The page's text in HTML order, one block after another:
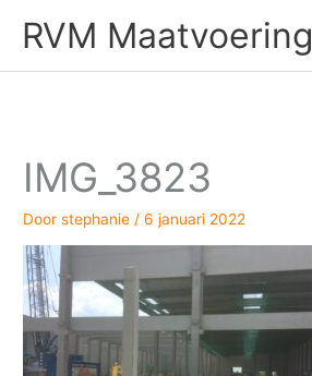
naarRVM Maatvoering
IMG_3823
Doorstephanie /6 januari 2022